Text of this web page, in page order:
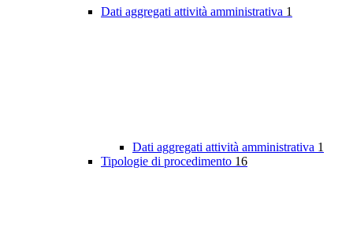
Dati aggregati attività amministrativa 1
Dati aggregati attività amministrativa 1
Tipologie di procedimento 16